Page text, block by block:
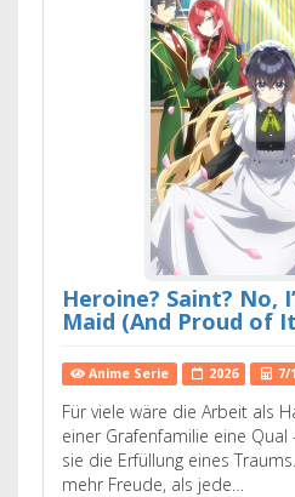
Heroine? Saint? No,
Maid (And Proud of
Anime Serie 2026 7/
Für viele wäre die Arbeit als
einer Grafenfamilie eine
sie die Erfüllung eines
mehr Freude, als jede…